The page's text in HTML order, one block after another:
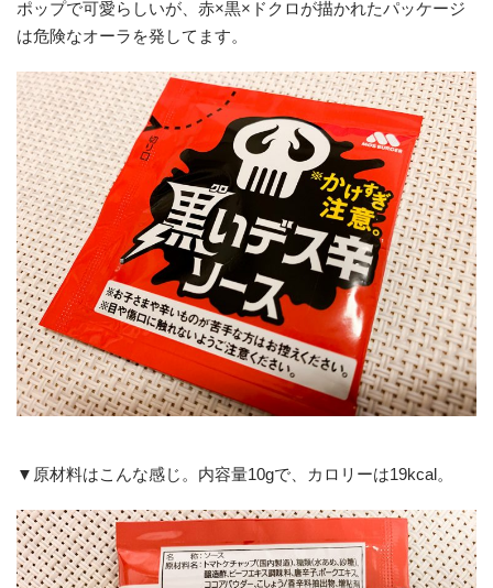
ポップで可愛らしいが、赤×黒×ドクロが描かれたパッケージ
は危険なオーラを発してます。
▼原材料はこんな感じ。内容量10gで、カロリーは19kcal。